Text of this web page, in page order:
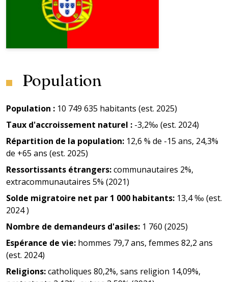
Population
Population : 10 749 635 habitants (est. 2025)
Taux d'accroissement naturel : -3,2‰ (est. 2024)
Répartition de la population: 12,6 % de -15 ans, 24,3%
de +65 ans (est. 2025)
Ressortissants étrangers:communautaires 2%,
extracommunautaires 5% (2021)
Solde migratoire net par 1 000 habitants: 13,4 ‰ (est.
2024 )
Nombre de demandeurs d'asiles: 1 760 (2025)
Espérance de vie: hommes 79,7 ans, femmes 82,2 ans
(est. 2024)
Religions:catholiques 80,2%, sans religion 14,09%,